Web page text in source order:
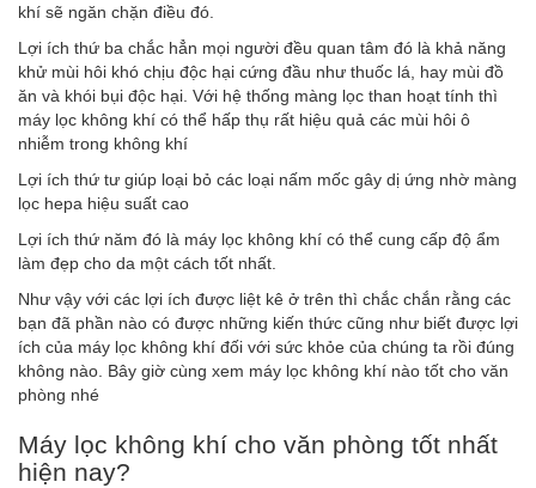
khí sẽ ngăn chặn điều đó.
Lợi ích thứ ba chắc hẳn mọi người đều quan tâm đó là khả năng
khử mùi hôi khó chịu độc hại cứng đầu như thuốc lá, hay mùi đồ
ăn và khói bụi độc hại. Với hệ thống màng lọc than hoạt tính thì
máy lọc không khí có thể hấp thụ rất hiệu quả các mùi hôi ô
nhiễm trong không khí
Lợi ích thứ tư giúp loại bỏ các loại nấm mốc gây dị ứng nhờ màng
lọc hepa hiệu suất cao
Lợi ích thứ năm đó là máy lọc không khí có thể cung cấp độ ẩm
làm đẹp cho da một cách tốt nhất.
Như vậy với các lợi ích được liệt kê ở trên thì chắc chắn rằng các
bạn đã phần nào có được những kiến thức cũng như biết được lợi
ích của máy lọc không khí đối với sức khỏe của chúng ta rồi đúng
không nào. Bây giờ cùng xem máy lọc không khí nào tốt cho văn
phòng nhé
Máy lọc không khí cho văn phòng tốt nhất
hiện nay?